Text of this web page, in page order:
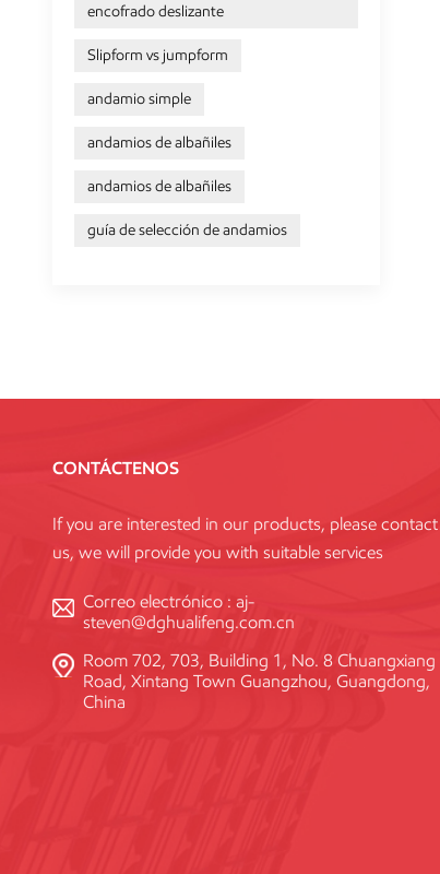
encofrado deslizante
Slipform vs jumpform
andamio simple
andamios de albañiles
andamios de albañiles
guía de selección de andamios
CONTÁCTENOS
If you are interested in our products, please contact
us, we will provide you with suitable services
Correo electrónico : aj-
steven@dghualifeng.com.cn
Room 702, 703, Building 1, No. 8 Chuangxiang
Road, Xintang Town Guangzhou, Guangdong,
China